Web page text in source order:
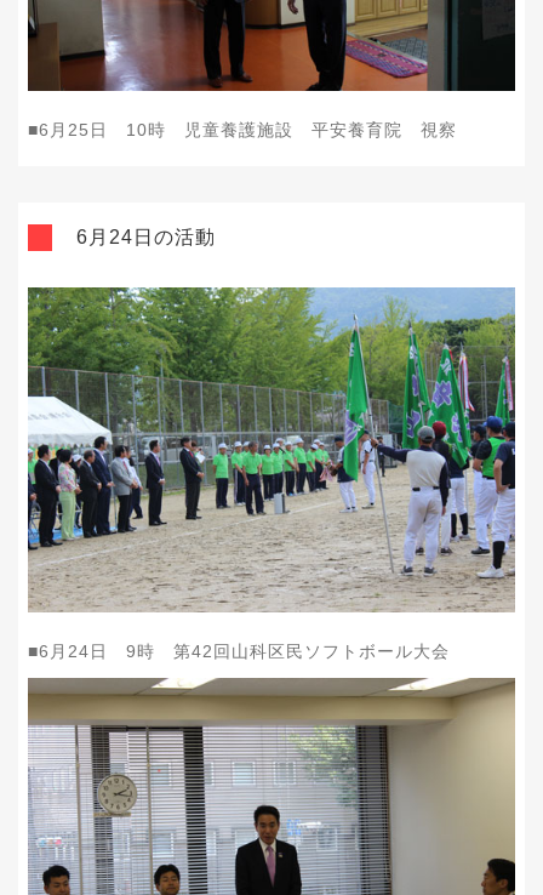
■6 月 25 日 10時 児童養護施設 平安養育院 視察
6月24日の活動
■6 月 24日 9時 第42 回山科区民ソフトボール大会